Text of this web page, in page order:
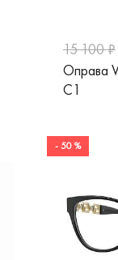
15 100 ₽
Оправа
C1
- 50 %